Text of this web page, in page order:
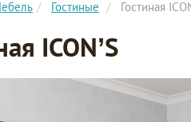
Гостиные Гостиная
ICON’S